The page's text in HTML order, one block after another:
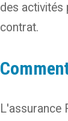
des activités
contrat.
L'assurance